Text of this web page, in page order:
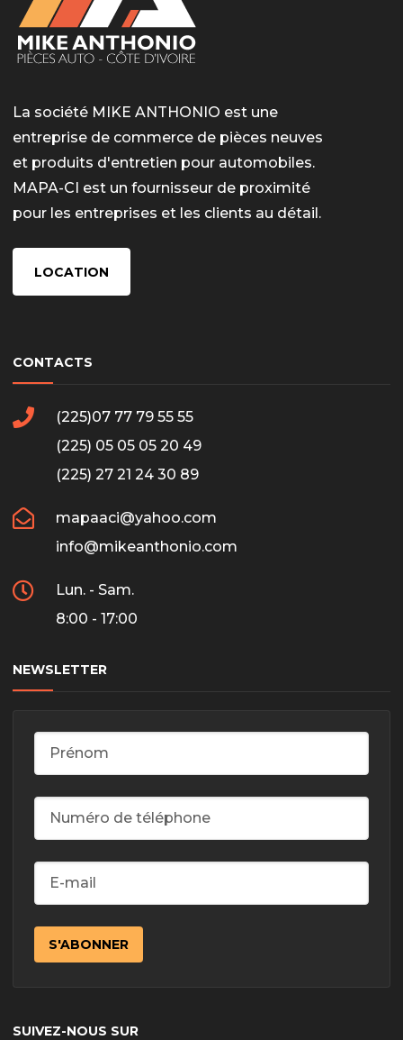
La société MIKE ANTHONIO est une
entreprise de commerce de pièces neuves
et produits d'entretien pour automobiles.
MAPA-CI est un fournisseur de proximité
pour les entreprises et les clients au détail.
LOCATION
CONTACTS
(225)07 77 79 55 55
(225) 05 05 05 20 49
(225) 27 21 24 30 89
mapaaci@yahoo.com
info@mikeanthonio.com
Lun. - Sam.
8:00 - 17:00
NEWSLETTER
SUIVEZ-NOUS SUR